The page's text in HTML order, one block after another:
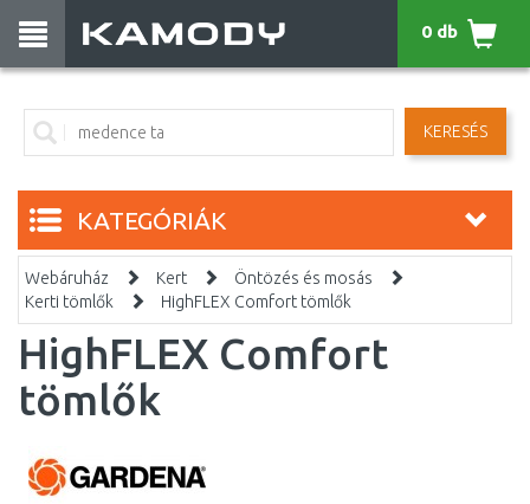
KERESÉS
0 db
KATEGÓRIÁK
Webáruház Kert
Öntözés és mosás
Kerti tömlők
HighFLEX Comfort tömlők
HighFLEX Comfort
tömlők